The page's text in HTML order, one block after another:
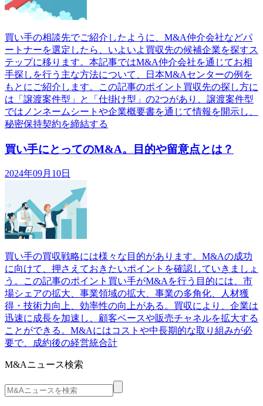
買い手の相談先でご紹介したように、M&A仲介会社などパ
ートナーを選定したら、いよいよ買収先の候補企業を探すス
テップに移ります。本記事ではM&A仲介会社を通じてお相
手探しを行う主な方法について、日本M&Aセンターの例を
もとにご紹介します。この記事のポイント買収先の探し方に
は「譲渡案件型」と「仕掛け型」の2つがあり、譲渡案件型
ではノンネームシートや企業概要書を通じて情報を開示し、
秘密保持契約を締結する
買い手にとってのM&A。目的や留意点とは？
2024年09月10日
買い手の買収戦略には様々な目的があります。M&Aの成功
に向けて、押さえておきたいポイントを確認していきましょ
う。この記事のポイント買い手がM&Aを行う目的には、市
場シェアの拡大、事業領域の拡大、事業の多角化、人材獲
得・技術力向上、効率性の向上がある。買収により、企業は
迅速に成長を加速し、顧客ベースや販売チャネルを拡大する
ことができる。M&Aにはコストや中長期的な取り組みが必
要で、成約後の経営統合計
M&Aニュース検索